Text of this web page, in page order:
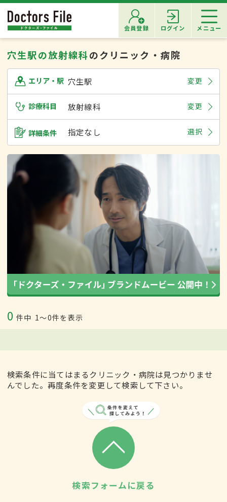
会員登録 ログイン メニュー
穴生駅の放射線科のクリニック・病院
エリア・駅 穴生駅 変更
診療科目 放射線科 変更
詳細条件 指定なし 選択
0 件中 1〜0件を表示
検索条件に当てはまるクリニック・病院は見つかりませ
んでした。再度条件を変更して検索して下さい。
検索フォームに戻る